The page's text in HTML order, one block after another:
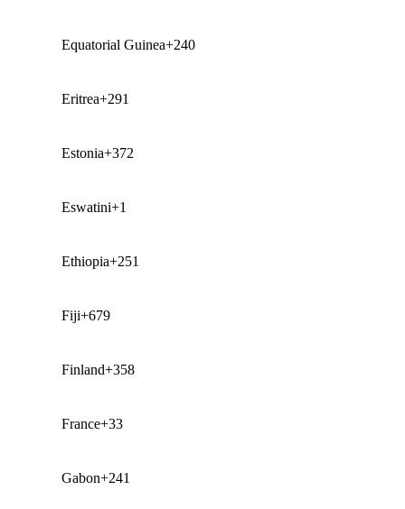
Equatorial Guinea+240
Eritrea+291
Estonia+372
Eswatini+1
Ethiopia+251
Fiji+679
Finland+358
France+33
Gabon+241